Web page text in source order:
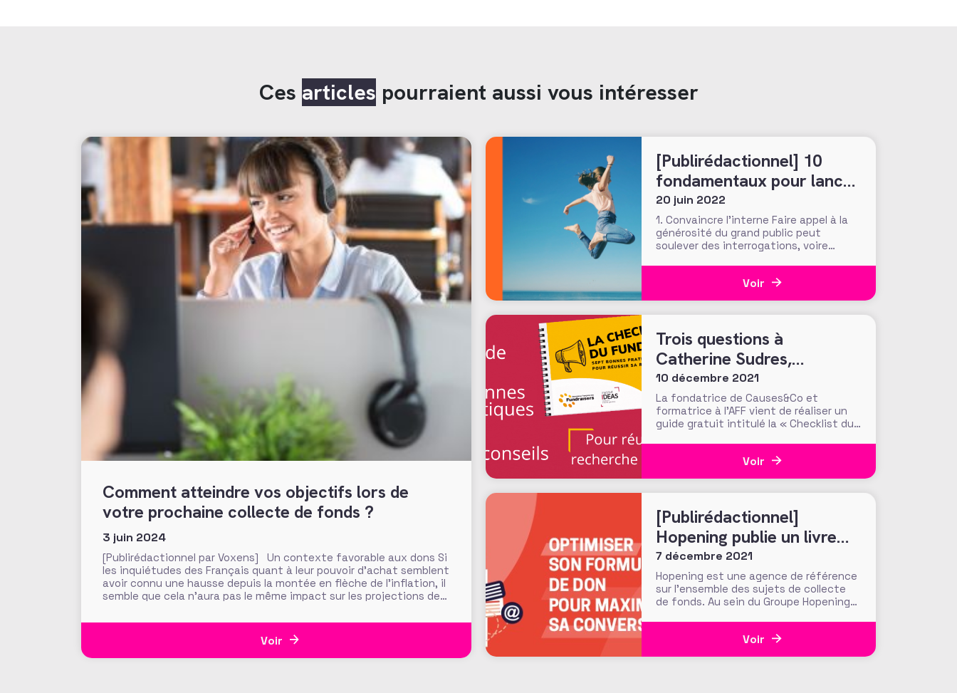
Ces articles pourraient aussi vous intéresser
Comment atteindre vos objectifs lors de
votre prochaine collecte de fonds ?
3 juin 2024
[Publirédactionnel par Voxens] Un contexte favorable aux dons Si
les inquiétudes des Français quant à leur pouvoir d’achat semblent
avoir connu une hausse depuis la montée en flèche de l’inflation, il
semble que cela n’aura pas le même impact sur les projections de
Voir
[Publirédactionnel] 10
fondamentaux pour lancer
sa collecte !
20 juin 2022
1. Convaincre l’interne Faire appel à la
générosité du grand public peut
soulever des interrogations, voire
d’administration ou auprès de vos
Voir
Trois questions à
Catherine Sudres,
fondatrice de Causes &
Co
10 décembre 2021
La fondatrice de Causes&Co et
formatrice à l’AFF vient de réaliser un
guide gratuit intitulé la « Checklist du
qu’ils soient novices ou confirmés du
Voir
[Publirédactionnel]
Hopening publie un livre
blanc sur « LES
FORMULAIRES DE DON »
7 décembre 2021
Hopening est une agence de référence
sur l’ensemble des sujets de collecte
de fonds. Au sein du Groupe Hopening
l’ensemble des expertises afin
Voir